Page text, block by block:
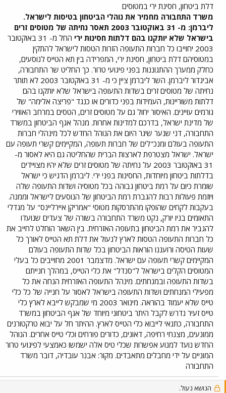
דלת ביטחון, חסינת ירי במטוסים
משרד התחבורה מחמיר את נוהלי הביטחון בטיסות לישראל.
ליברמן: מ- 31 באוקטובר 2003 תאסר נחיתה של מטוסים זרים
בישראל שלא יותקנו בהם דלתות חסינות ירי
החל מ- 31 באוקטובר
2003 יחוייבו כל חברות התעופה הזרות הטסות לישראל להתקין
במטוסיהם דלת ביטחון, חסינת ירי, המפרידה בין תא הטייס לנוסעים,
כחלק ממערך ההתגוננות בפני פיגועי טרור. כך החליט שר התחבורה,
אביגדור ליברמן. השר ליברמן ציין כי מ- 31 באוקטובר 2003 לא תותר
נחיתה של מטוסים זרים בשדות התעופה בישראל שלא יותקנו בהם
דלתות משוריינות, העמידות בפני כדורים או כנגד "פריצה אלימה" של
גורמים עויינים. האיסור יחול גם על מטוסים זרים, הטסים במרחב האווירי
של מדינת ישראל, בדרכם למדינות אחרות. מנהל אגף הביטחון במשרד
התחבורה, דני שנער שיגר היום את הנוהל החדש לכל מינהלי חברות
התעופה בעולם ומנכ"לים של חברות תעופה, המקיימים קשרי תעופה עם
ישראל. ישראל מצטרפת לארצות הברית שהחליטה גם היא לאסור מ-
31 באוקטובר 2003 על נחיתה של מטוסים זרים שלא יהיו מצויידים
בדלתות ביטחון מיוחדות, החסינות בפני ירי. ליברמן הדגיש כי ישראל
שומרת כיום על רמת ביטחון גבוהה בכל מטוסיה ושדות התעופה שלה
ויוזמת פעולות רבות להגברת רמת הביטחון של הנוסעים לישראל וממנה.
בעקבות לקחים שהופקו מהתרסקות מטוסי "אמריקן איירליינס" על מגדלי
התאומים בניו יורק, נקט משרד התחבורה בשורה של צעדים שנועדו
להגביר את רמת הביטחון בתעופה האזרחית. בין השאר הוחלט לחייב את
כל חברות התעופה הטסות לארץ לנעול את דלת תא הטייס לאורך כל
שעות הטיסה ורועננו הוראות הביטחון בכל שדות התעופה בעולם
המקיימים קשרי תעופה עם ישראל. מדצמבר 2001 מחוייבים כל בעלי
המטוסים הקלים בישראל ל"סנדל" את כלי הטייס, במהלך חנייתם
בשדות התעופה ובמנחתים. מינהל התעופה האזרחית הנחה את כל
מפעילי המנחתים ושדות התעופה בישראל לאסור על חנייה של כל כלי
טייס שלא יעמוד בהוראה. מינואר 2003 מי שמבקש לייבא לארץ כלי
טייס זעיר נדרש לקבל היתר ביטחוני מיוחד של אגף הביטחון במשרד
התחבורה, כתנאי לייבוא כלי הטייס לארץ. ההיתר חל על יבוא טרקטורנים
ממונעים, מצנחי רחיפה, דאונים, כדורים פורחים וכלי טייס אחרים. הנוהל
החדש נועד למנוע אפשרות שכלי טיס אלה ישמשו כאמצעי לפיגועי טרור
המוניים על ידי מחבלים מתאבדים. מקור: אבנר עובדיה, דובר משרד
התחבורה
הנושא נעול.